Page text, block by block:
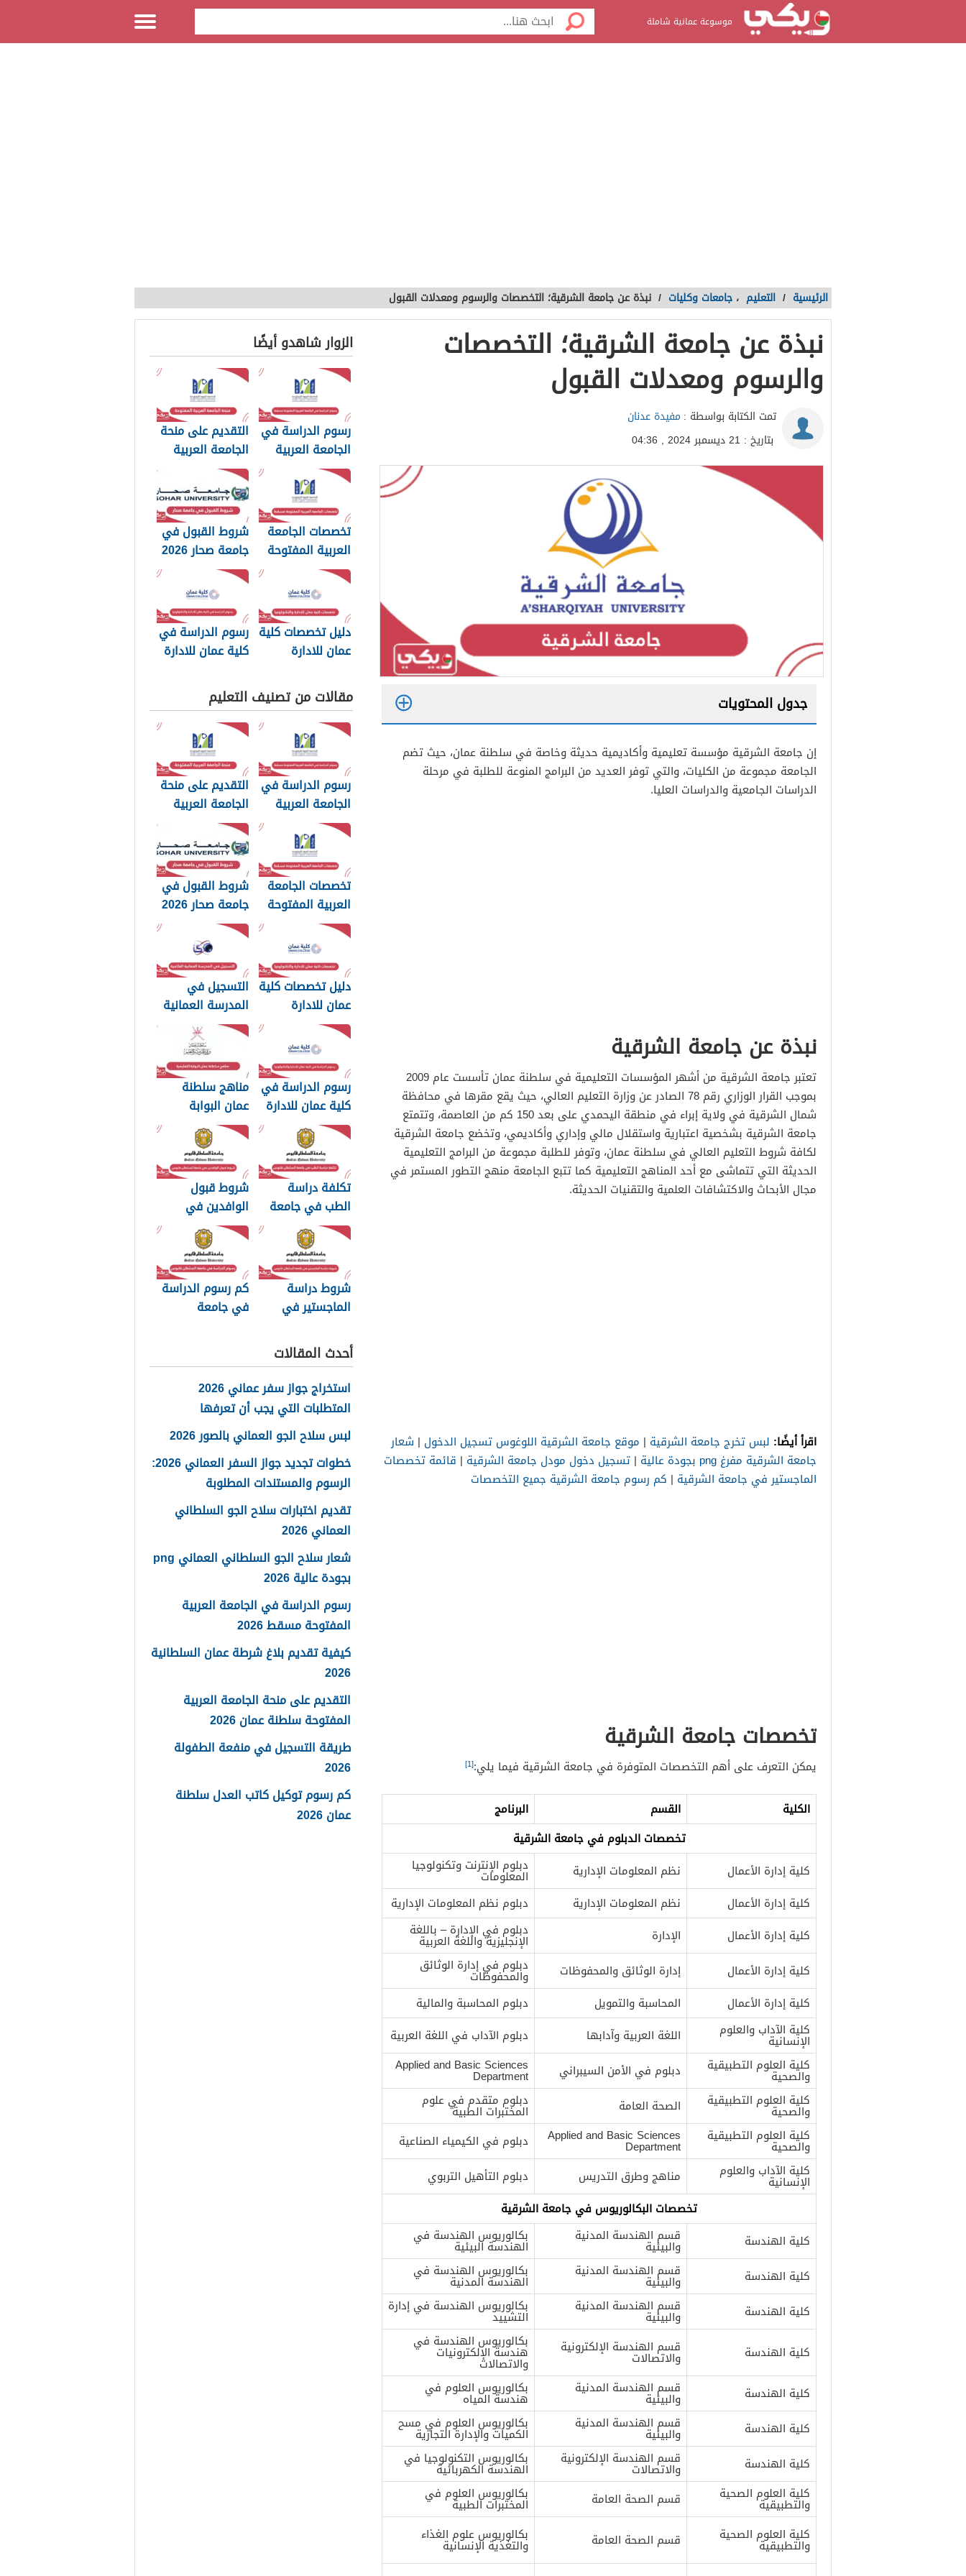
موسوعة عمانية شاملة
الرئيسية / التعليم ، جامعات وكليات / نبذة عن جامعة الشرقية؛ التخصصات والرسوم ومعدلات القبول
نبذة عن جامعة الشرقية؛ التخصصات
والرسوم ومعدلات القبول
تمت الكتابة بواسطة : مفيدة عدنان
بتاريخ : 21 ديسمبر 2024 , 04:36
جدول المحتويات
2
3
إن جامعة الشرقية مؤسسة تعليمية وأكاديمية حديثة وخاصة في سلطنة عمان، حيث تضم
الجامعة مجموعة من الكليات، والتي توفر العديد من البرامج المنوعة للطلبة في مرحلة
الدراسات الجامعية والدراسات العليا.
نبذة عن جامعة الشرقية
تعتبر جامعة الشرقية من أشهر المؤسسات التعليمية في سلطنة عمان تأسست عام 2009
بموجب القرار الوزاري رقم 78 الصادر عن وزارة التعليم العالي، حيث يقع مقرها في محافظة
شمال الشرقية في ولاية إبراء في منطقة اليحمدي على بعد 150 كم من العاصمة، وتتمتع
جامعة الشرقية بشخصية اعتبارية واستقلال مالي وإداري وأكاديمي، وتخضع جامعة الشرقية
لكافة شروط التعليم العالي في سلطنة عمان، وتوفر للطلبة مجموعة من البرامج التعليمية
الحديثة التي تتماشى مع أحد المناهج التعليمية كما تتبع الجامعة منهج التطور المستمر في
مجال الأبحاث والاكتشافات العلمية والتقنيات الحديثة.
اقرأ أيضًا: لبس تخرج جامعة الشرقية | موقع جامعة الشرقية اللوغوس تسجيل الدخول | شعار
جامعة الشرقية مفرغ png بجودة عالية
| تسجيل دخول مودل جامعة الشرقية | قائمة تخصصات
الماجستير في جامعة الشرقية | كم رسوم جامعة الشرقية جميع التخصصات
تخصصات جامعة الشرقية
يمكن التعرف على أهم التخصصات المتوفرة في جامعة الشرقية فيما يلي:[1]
الكلية القسم
البرنامج
تخصصات الدبلوم في جامعة الشرقية
كلية إدارة الأعمال
نظم المعلومات الإدارية دبلوم الإنترنت وتكنولوجيا
المعلومات
كلية إدارة الأعمال
نظم المعلومات الإدارية
دبلوم نظم المعلومات الإدارية
كلية إدارة الأعمال
الإدارة دبلوم في الإدارة – باللغة
الإنجليزية واللغة العربية
كلية إدارة الأعمال
إدارة الوثائق والمحفوظات دبلوم في إدارة الوثائق
والمحفوظات
كلية إدارة الأعمال
المحاسبة والتمويل
دبلوم المحاسبة والمالية
كلية الآداب والعلوم
الإنسانية اللغة العربية وآدابها
دبلوم الآداب في اللغة العربية
كلية العلوم التطبيقية
والصحية دبلوم في الأمن السيبراني Applied and Basic Sciences
Department
كلية العلوم التطبيقية
والصحية الصحة العامة دبلوم متقدم في علوم
المختبرات الطبية
كلية العلوم التطبيقية
والصحية
Applied and Basic Sciences
Department
دبلوم في الكيمياء الصناعية
كلية الآداب والعلوم
الإنسانية مناهج وطرق التدريس
دبلوم التأهيل التربوي
تخصصات البكالوريوس في جامعة الشرقية
كلية الهندسة
قسم الهندسة المدنية
والبيئية
بكالوريوس الهندسة في
الهندسة البيئية
كلية الهندسة
قسم الهندسة المدنية
والبيئية
بكالوريوس الهندسة في
الهندسة المدنية
كلية الهندسة
قسم الهندسة المدنية
والبيئية
بكالوريوس الهندسة في إدارة
التشييد
كلية الهندسة
قسم الهندسة الإلكترونية
والاتصالات
بكالوريوس الهندسة في
هندسة الإلكترونيات
والاتصالات
كلية الهندسة
قسم الهندسة المدنية
والبيئية
بكالوريوس العلوم في
هندسة المياه
كلية الهندسة
قسم الهندسة المدنية
والبيئية
بكالوريوس العلوم في مسح
الكميات والإدارة التجارية
كلية الهندسة
قسم الهندسة الإلكترونية
والاتصالات
بكالوريوس التكنولوجيا في
الهندسة الكهربائية
كلية العلوم الصحية
والتطبيقية قسم الصحة العامة بكالوريوس العلوم في
المختبرات الطبية
كلية العلوم الصحية
والتطبيقية قسم الصحة العامة بكالوريوس علوم الغذاء
والتغذية الإنسانية
الزوار شاهدو أيضًا
رسوم الدراسة في
الجامعة العربية
المفتوحة مسقط
2026
التقديم على منحة
الجامعة العربية
المفتوحة سلطنة
عمان 2026
تخصصات الجامعة
العربية المفتوحة
مسقط 2026
شروط القبول في
جامعة صحار 2026
دليل تخصصات كلية
عمان للادارة
رسوم الدراسة في
كلية عمان للادارة
مقالات من تصنيف التعليم
رسوم الدراسة في
الجامعة العربية
المفتوحة مسقط
2026
التقديم على منحة
الجامعة العربية
المفتوحة سلطنة
عمان 2026
تخصصات الجامعة
العربية المفتوحة
مسقط 2026
شروط القبول في
جامعة صحار 2026
دليل تخصصات كلية
عمان للادارة
والتكنولوجيا 2026
التسجيل في
المدرسة العمانية
العالمية 2026
رسوم الدراسة في
كلية عمان للادارة
والتكنولوجيا 2026
مناهج سلطنة
عمان البوابة
التعليمية 2026
تكلفة دراسة
الطب في جامعة
السلطان قابوس
2026
شروط قبول
الوافدين في
جامعة السلطان
قابوس
شروط دراسة
الماجستير في
قابوس
كم رسوم الدراسة
في جامعة
أحدث المقالات
استخراج جواز سفر عماني 2026
المتطلبات التي يجب أن تعرفها
لبس سلاح الجو العماني بالصور 2026
خطوات تجديد جواز السفر العماني 2026:
الرسوم والمستندات المطلوبة
تقديم اختبارات سلاح الجو السلطاني
العماني 2026
شعار سلاح الجو السلطاني العماني png
بجودة عالية 2026
رسوم الدراسة في الجامعة العربية
المفتوحة مسقط 2026
كيفية تقديم بلاغ شرطة عمان السلطانية
2026
التقديم على منحة الجامعة العربية
المفتوحة سلطنة عمان 2026
طريقة التسجيل في منفعة الطفولة
2026
كم رسوم توكيل كاتب العدل سلطنة
عمان 2026